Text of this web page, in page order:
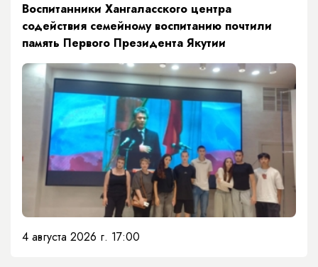
​Воспитанники Хангаласского центра
содействия семейному воспитанию почтили
память Первого Президента Якутии
4 августа 2026 г. 17:00